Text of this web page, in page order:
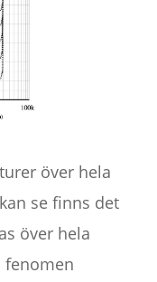
över hela
se finns det
över hela
fenomen